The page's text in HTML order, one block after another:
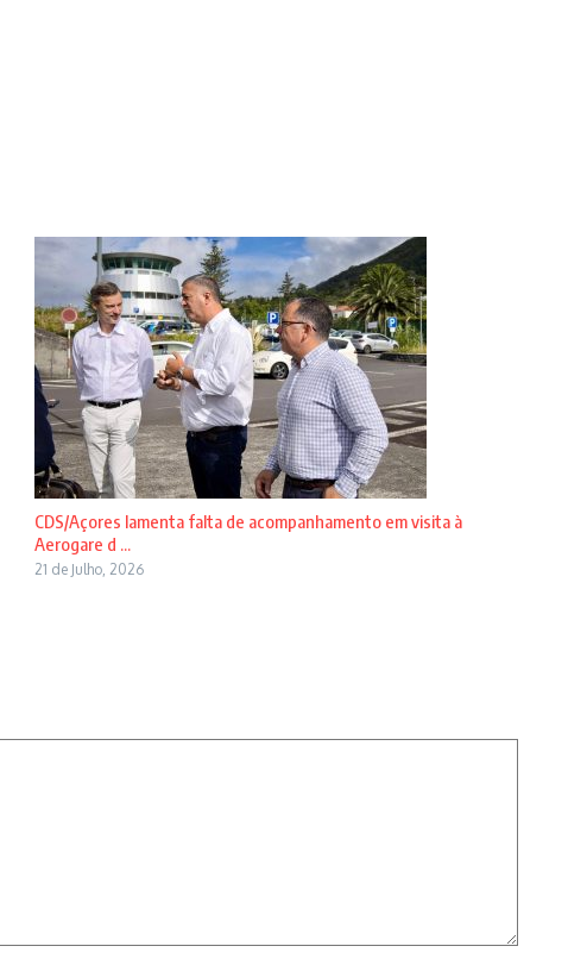
CDS/Açores lamenta falta de acompanhamento em visita à
Aerogare d ...
21 de Julho, 2026